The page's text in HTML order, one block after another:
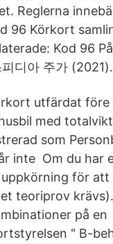
Reglerna
96 Körkort
Kod 96
디아 주가 (2021).
utfärdat före
med
som
inte Om du har
för
teoriprov
på
" B-